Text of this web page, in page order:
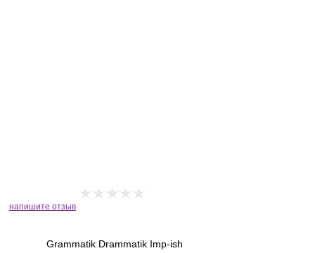
напишите отзыв
Grammatik Drammatik Imp-ish